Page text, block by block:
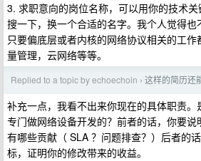
3. 求职意向的岗位名称，可以用你的技术
搜一下，换一个合适的名字。我个人觉得也
只要偏底层或者内核的网络协议相关的工
量管理，云网络等等。
Replied to a topic by echoechoin › 这样的简历还
补充一点，我看不出来你现在的具体职责
专门做网络设备开发的？前者的话，你要
有哪些贡献（ SLA ？问题排查？）后者的
标，证明你的修改带来的收益。